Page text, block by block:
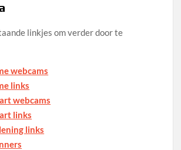
linkjes om verder door te
webcams
links
webcams
links
links